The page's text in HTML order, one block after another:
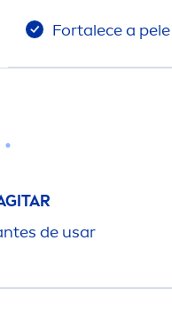
Fortalece a
de usar